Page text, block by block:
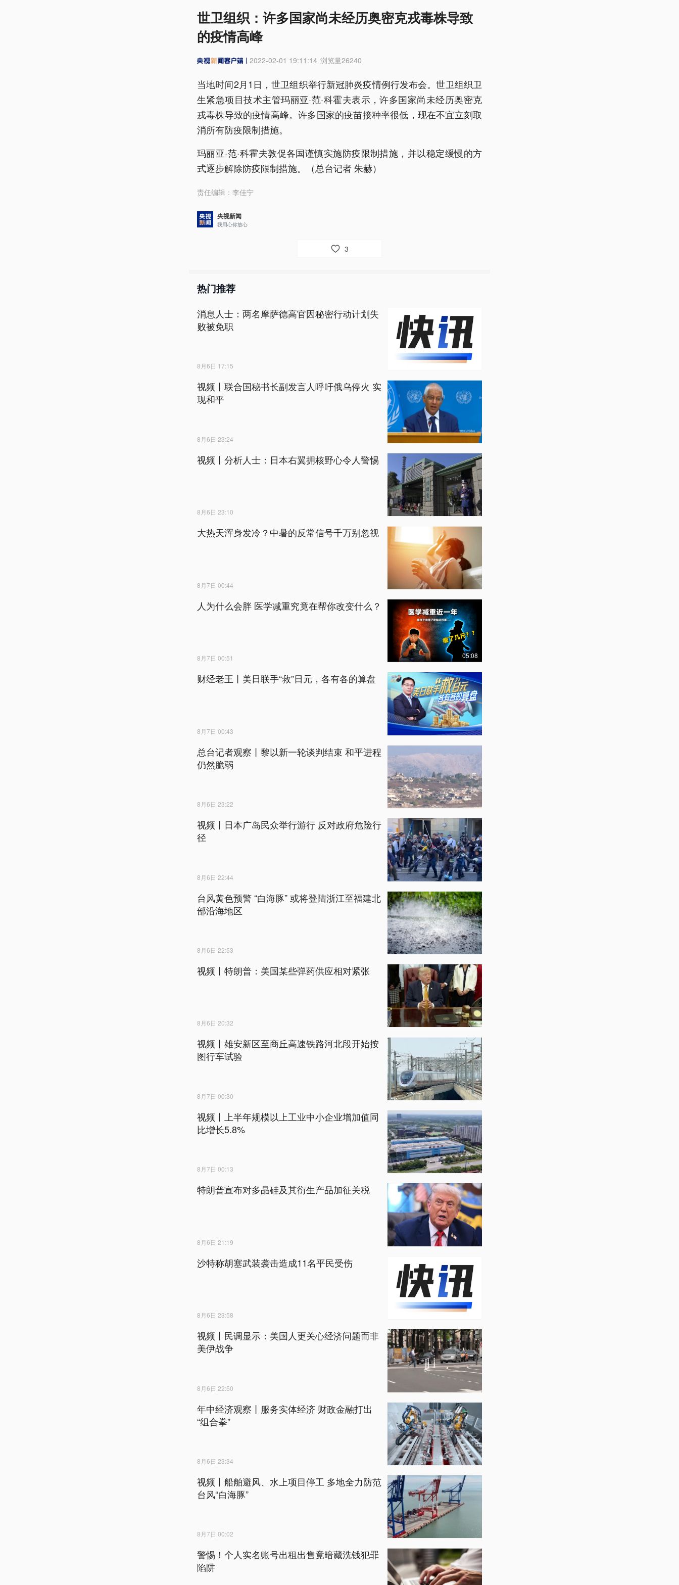
世卫组织：许多国家尚未经历奥密克戎毒株导致
的疫情高峰
2022-02-01 19:11:14 浏览量26240
当地时间2月1日，世卫组织举行新冠肺炎疫情例行发布会。世卫组织卫
生紧急项目技术主管玛丽亚·范·科霍夫表示，许多国家尚未经历奥密克
戎毒株导致的疫情高峰。许多国家的疫苗接种率很低，现在不宜立刻取
消所有防疫限制措施。
玛丽亚·范·科霍夫敦促各国谨慎实施防疫限制措施，并以稳定缓慢的方
式逐步解除防疫限制措施。（总台记者 朱赫）
责任编辑： 李佳宁
央视新闻
我用心你放心
3
热门推荐
消息人士：两名摩萨德高官因秘密行动计划失
败被免职
8月6日 17:15
视频丨联合国秘书长副发言人呼吁俄乌停火 实
现和平
8月6日 23:24
视频丨分析人士：日本右翼拥核野心令人警惕
8月6日 23:10
大热天浑身发冷？中暑的反常信号千万别忽视
8月7日 00:44
人为什么会胖 医学减重究竟在帮你改变什么？
8月7日 00:51 05:08
财经老王丨美日联手“救”日元，各有各的算盘
8月7日 00:43
总台记者观察丨黎以新一轮谈判结束 和平进程
仍然脆弱
8月6日 23:22
视频丨日本广岛民众举行游行 反对政府危险行
径
8月6日 22:44
台风黄色预警 “白海豚” 或将登陆浙江至福建北
部沿海地区
8月6日 22:53
视频丨特朗普：美国某些弹药供应相对紧张
8月6日 20:32
视频丨雄安新区至商丘高速铁路河北段开始按
图行车试验
8月7日 00:30
视频丨上半年规模以上工业中小企业增加值同
比增长5.8%
8月7日 00:13
特朗普宣布对多晶硅及其衍生产品加征关税
8月6日 21:19
沙特称胡塞武装袭击造成11名平民受伤
8月6日 23:58
视频丨民调显示：美国人更关心经济问题而非
美伊战争
8月6日 22:50
年中经济观察丨服务实体经济 财政金融打出
“组合拳”
8月6日 23:34
视频丨船舶避风、水上项目停工 多地全力防范
台风“白海豚”
8月7日 00:02
警惕！个人实名账号出租出售竟暗藏洗钱犯罪
陷阱